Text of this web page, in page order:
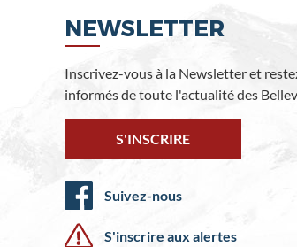
NEWSLETTER
Inscrivez-vous à la Newsletter et
informés de toute l'actualité des
S'INSCRIRE
Suivez-nous
S'inscrire aux alertes